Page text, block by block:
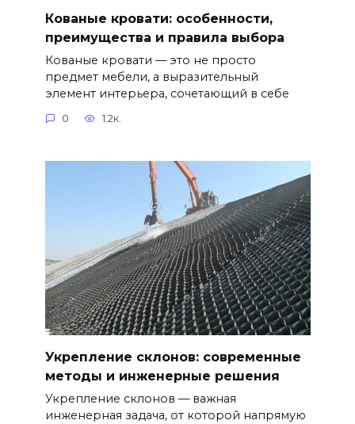
Кованые кровати: особенности,
преимущества и правила выбора
Кованые кровати — это не просто
предмет мебели, а выразительный
элемент интерьера, сочетающий в себе
0 1.2к.
Укрепление склонов: современные
методы и инженерные решения
Укрепление склонов — важная
инженерная задача, от которой напрямую